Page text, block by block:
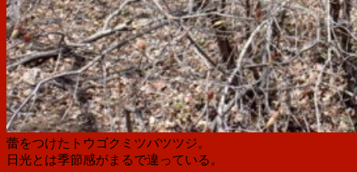
蕾をつけたトウゴクミツバツツジ。
日光とは季節感がまるで違っている。